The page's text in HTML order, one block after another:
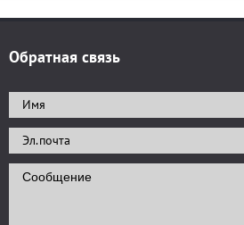
Обратная связь